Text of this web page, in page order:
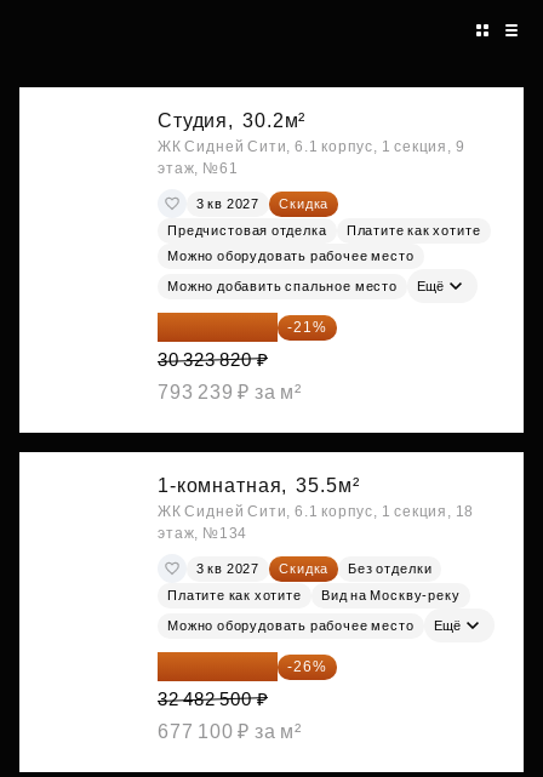
Студия, 30.2м²
ЖК Сидней Сити, 6.1 корпус, 1 секция, 9
этаж, №61
3 кв 2027
Скидка
Предчистовая отделка
Платите как хотите
Можно оборудовать рабочее место
Можно добавить спальное место Ещё
23 955 818 ₽ -21%
30 323 820 ₽
793 239 ₽ за м²
1-комнатная, 35.5м²
ЖК Сидней Сити, 6.1 корпус, 1 секция, 18
этаж, №134
3 кв 2027 Скидка
Без отделки
Платите как хотите
Вид на Москву-реку
Можно оборудовать рабочее место Ещё
24 037 050 ₽ -26%
32 482 500 ₽
677 100 ₽ за м²